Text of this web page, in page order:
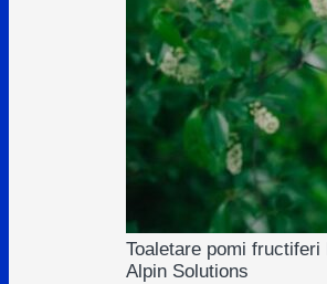
Toaletare pomi fructiferi
Alpin Solutions